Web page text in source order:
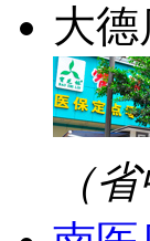
大德
（